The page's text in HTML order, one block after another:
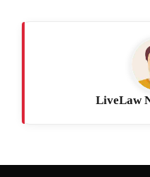
LiveLaw